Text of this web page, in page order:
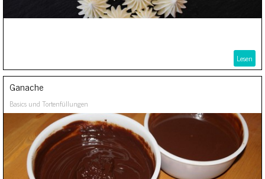
Lesen
Ganache
Basics und Tortenfüllungen